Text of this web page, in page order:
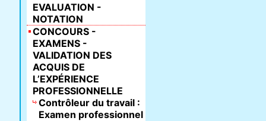
EVALUATION -
NOTATION
CONCOURS -
EXAMENS -
VALIDATION DES
ACQUIS DE
L’EXPÉRIENCE
PROFESSIONNELLE
Contrôleur du travail :
Examen professionnel